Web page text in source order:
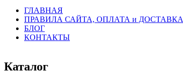
ГЛАВНАЯ
ПРАВИЛА САЙТА, ОПЛАТА и ДОСТАВКА
БЛОГ
КОНТАКТЫ
Каталог